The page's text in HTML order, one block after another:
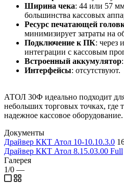
Ширина чека: 44 или 57
большинства кассовых
Ресурс печатающей
минимизирует затраты на
Подключение к ПК: через
интеграции с кассовым
Встроенный аккумулятор
Интерфейсы: отсутствуют.
АТОЛ 30Ф идеально подходит
небольших торговых точках, где
надежное кассовое оборудование.
Документы
Драйвер ККТ Атол 10-10.10.3.0
Драйвер ККТ Атол 8.15.03.00 Full
Галерея
1/0 —